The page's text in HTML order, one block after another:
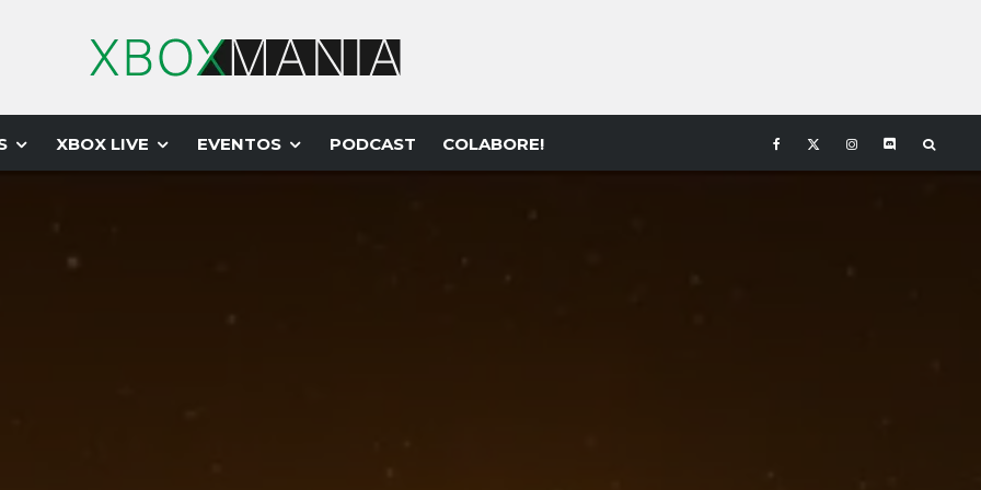
XBOX LIVE EVENTOS PODCAST COLABORE!